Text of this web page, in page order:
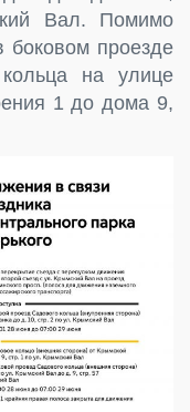
Вал. Помимо
боковом проезде
на улице
1 до дома 9,